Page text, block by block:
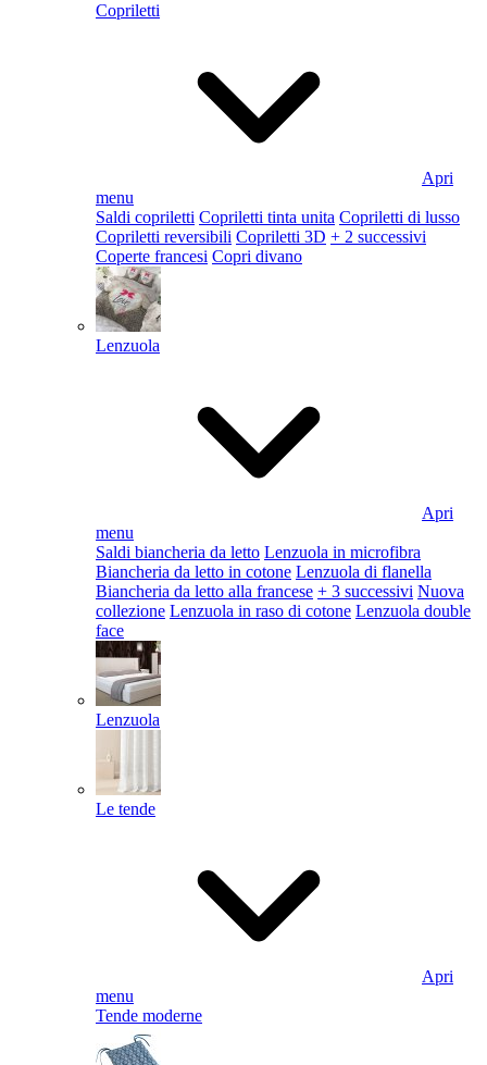
Copriletti
Apri
menu
Saldi copriletti Copriletti tinta unita Copriletti di lusso
Copriletti reversibili Copriletti 3D + 2 successivi
Coperte francesi Copri divano
Lenzuola
Apri
menu
Saldi biancheria da letto Lenzuola in microfibra
Biancheria da letto in cotone Lenzuola di flanella
Biancheria da letto alla francese + 3 successivi Nuova
collezione Lenzuola in raso di cotone Lenzuola double
face
Lenzuola
Le tende
Apri
menu
Tende moderne